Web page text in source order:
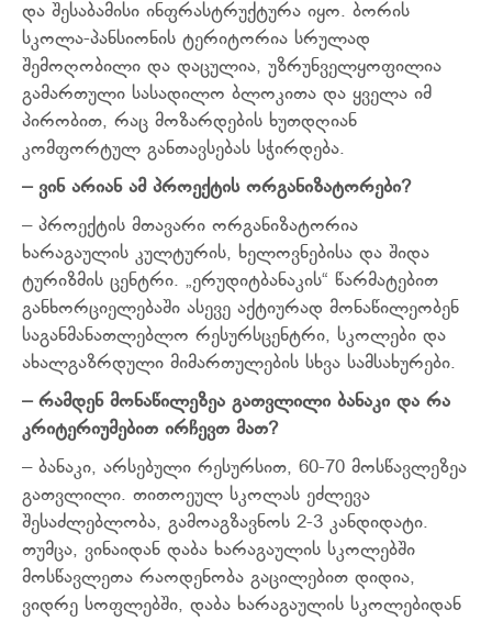
და შესაბამისი ინფრასტრუქტურა იყო. ბორის
სკოლა-პანსიონის ტერიტორია სრულად
შემოღობილი და დაცულია, უზრუნველყოფილია
გამართული სასადილო ბლოკითა და ყველა იმ
პირობით, რაც მოზარდების ხუთდღიან
კომფორტულ განთავსებას სჭირდება.
– ვინ არიან ამ პროექტის ორგანიზატორები?
– პროექტის მთავარი ორგანიზატორია
ხარაგაულის კულტურის, ხელოვნებისა და შიდა
ტურიზმის ცენტრი. „ერუდიტბანაკის“ წარმატებით
განხორციელებაში ასევე აქტიურად მონაწილეობენ
საგანმანათლებლო რესურსცენტრი, სკოლები და
ახალგაზრდული მიმართულების სხვა სამსახურები.
– რამდენ მონაწილეზეა გათვლილი ბანაკი და რა
კრიტერიუმებით ირჩევთ მათ?
– ბანაკი, არსებული რესურსით, 60-70 მოსწავლეზეა
გათვლილი. თითოეულ სკოლას ეძლევა
შესაძლებლობა, გამოაგზავნოს 2-3 კანდიდატი.
თუმცა, ვინაიდან დაბა ხარაგაულის სკოლებში
მოსწავლეთა რაოდენობა გაცილებით დიდია,
ვიდრე სოფლებში, დაბა ხარაგაულის სკოლებიდან